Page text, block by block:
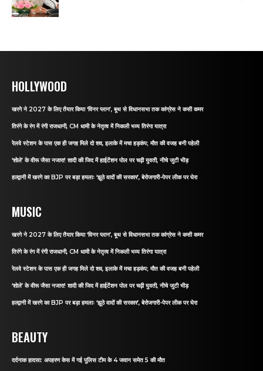
HOLLYWOOD
खरगे ने 2027 के लिए तैयार किया ‘विनर प्लान’, बूथ से विधानसभा तक कांग्रेस ने कसी कमर
तिरंगे के रंग में रंगी राजधानी, CM धामी के नेतृत्व में निकली भव्य तिरंगा यात्रा
रेलवे स्टेशन के पास एक ही जगह मिले दो शव, इलाके में मचा हड़कंप; मौत की वजह बनी पहेली
‘शोले’ के वीरू जैसा नजारा! शादी की जिद में हाईटेंशन पोल पर चढ़ी युवती, नीचे जुटी भीड़
हल्द्वानी में खरगे का BJP पर बड़ा हमलाः ‘झूठे वादों की सरकार’, बेरोजगारी-पेपर लीक पर घेरा
MUSIC
खरगे ने 2027 के लिए तैयार किया ‘विनर प्लान’, बूथ से विधानसभा तक कांग्रेस ने कसी कमर
तिरंगे के रंग में रंगी राजधानी, CM धामी के नेतृत्व में निकली भव्य तिरंगा यात्रा
रेलवे स्टेशन के पास एक ही जगह मिले दो शव, इलाके में मचा हड़कंप; मौत की वजह बनी पहेली
‘शोले’ के वीरू जैसा नजारा! शादी की जिद में हाईटेंशन पोल पर चढ़ी युवती, नीचे जुटी भीड़
हल्द्वानी में खरगे का BJP पर बड़ा हमलाः ‘झूठे वादों की सरकार’, बेरोजगारी-पेपर लीक पर घेरा
BEAUTY
दर्दनाक हादसा: अपहरण केस में गई पुलिस टीम के 4 जवान समेत 5 की मौत